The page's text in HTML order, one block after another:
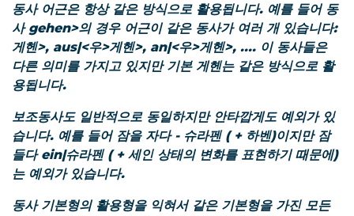
동사 어근은 항상 같은 방식으로 활용됩니다. 예를 들어 동
사 gehen>의 경우 어근이 같은 동사가 여러 개 있습니다:
게헨>, aus|<우>게헨>, an|<우>게헨>, .... 이 동사들은
다른 의미를 가지고 있지만 기본 게헨는 같은 방식으로 활
용됩니다.
보조동사도 일반적으로 동일하지만 안타깝게도 예외가 있
습니다. 예를 들어 잠을 자다 - 슈라펜(+ 하벤)이지만 잠
들다 ein|슈라펜(+ 세인 상태의 변화를 표현하기 때문에)
는 예외가 있습니다.
동사 기본형의 활용형을 익혀서 같은 기본형을 가진 모든